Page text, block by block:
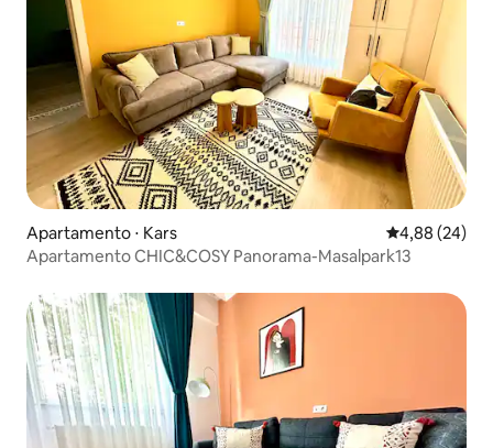
Apartamento ⋅ Kars 4,88 de uma
4,88 (24)
Apartamento CHIC&COSY Panorama-Masalpark13